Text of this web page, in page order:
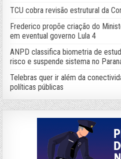
TCU cobra revisão estrutural da
Frederico propõe criação do
em eventual governo Lula 4
ANPD classifica biometria de
risco e suspende sistema no
Telebras quer ir além da
políticas públicas